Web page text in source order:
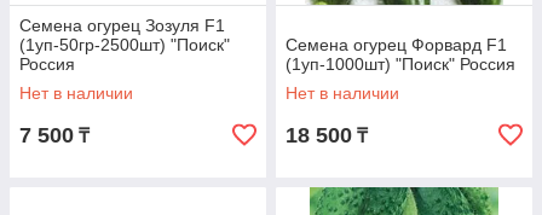
Семена огурец Зозуля F1
(1уп-50гр-2500шт) "Поиск"
Россия
Нет в наличии
7 500 ₸
Семена огурец Форвард F1
(1уп-1000шт) "Поиск" Россия
Нет в наличии
18 500 ₸